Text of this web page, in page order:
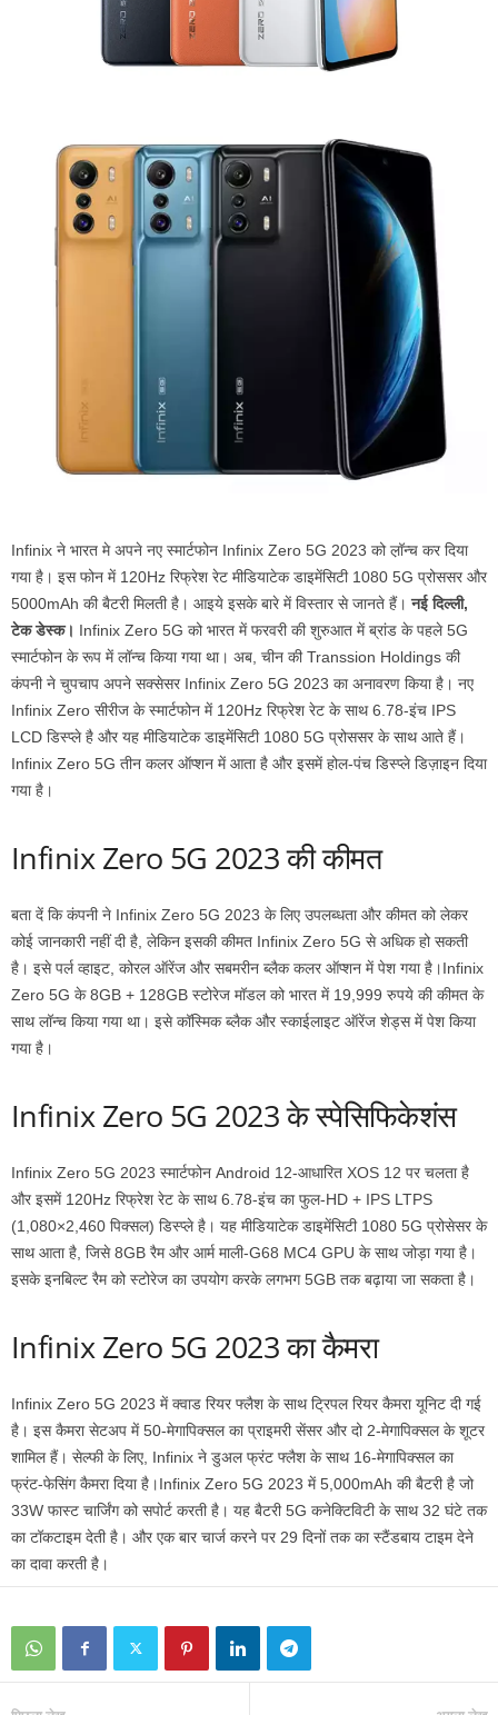
Infinix ने भारत मे अपने नए स्मार्टफोन Infinix Zero 5G 2023 को ल़ॉन्च कर दिया
गया है। इस फोन में 120Hz रिफ्रेश रेट मीडियाटेक डाइमेंसिटी 1080 5G प्रोससर और
5000mAh की बैटरी मिलती है। आइये इसके बारे में विस्तार से जानते हैं।नई दिल्ली,
टेक डेस्क। Infinix Zero 5G को भारत में फरवरी की शुरुआत में ब्रांड के पहले 5G
स्मार्टफोन के रूप में लॉन्च किया गया था। अब, चीन की Transsion Holdings की
कंपनी ने चुपचाप अपने सक्सेसर Infinix Zero 5G 2023 का अनावरण किया है। नए
Infinix Zero सीरीज के स्मार्टफोन में 120Hz रिफ्रेश रेट के साथ 6.78-इंच IPS
LCD डिस्प्ले है और यह मीडियाटेक डाइमेंसिटी 1080 5G प्रोससर के साथ आते हैं।
Infinix Zero 5G तीन कलर ऑप्शन में आता है और इसमें होल-पंच डिस्प्ले डिज़ाइन दिया
गया है।
Infinix Zero 5G 2023 की कीमत
बता दें कि कंपनी ने Infinix Zero 5G 2023 के लिए उपलब्धता और कीमत को लेकर
कोई जानकारी नहीं दी है, लेकिन इसकी कीमत Infinix Zero 5G से अधिक हो सकती
है। इसे पर्ल व्हाइट, कोरल ऑरेंज और सबमरीन ब्लैक कलर ऑप्शन में पेश गया है।Infinix
Zero 5G के 8GB + 128GB स्टोरेज मॉडल को भारत में 19,999 रुपये की कीमत के
साथ लॉन्च किया गया था। इसे कॉस्मिक ब्लैक और स्काईलाइट ऑरेंज शेड्स में पेश किया
गया है।
Infinix Zero 5G 2023 के स्पेसिफिकेशंस
Infinix Zero 5G 2023 स्मार्टफोन Android 12-आधारित XOS 12 पर चलता है
और इसमें 120Hz रिफ्रेश रेट के साथ 6.78-इंच का फुल-HD + IPS LTPS
(1,080×2,460 पिक्सल) डिस्प्ले है। यह मीडियाटेक डाइमेंसिटी 1080 5G प्रोसेसर के
साथ आता है, जिसे 8GB रैम और आर्म माली-G68 MC4 GPU के साथ जोड़ा गया है।
इसके इनबिल्ट रैम को स्टोरेज का उपयोग करके लगभग 5GB तक बढ़ाया जा सकता है।
Infinix Zero 5G 2023 का कैमरा
Infinix Zero 5G 2023 में क्वाड रियर फ्लैश के साथ ट्रिपल रियर कैमरा यूनिट दी गई
है। इस कैमरा सेटअप में 50-मेगापिक्सल का प्राइमरी सेंसर और दो 2-मेगापिक्सल के शूटर
शामिल हैं। सेल्फी के लिए, Infinix ने डुअल फ्रंट फ्लैश के साथ 16-मेगापिक्सल का
फ्रंट-फेसिंग कैमरा दिया है।Infinix Zero 5G 2023 में 5,000mAh की बैटरी है जो
33W फास्ट चार्जिंग को सपोर्ट करती है। यह बैटरी 5G कनेक्टिविटी के साथ 32 घंटे तक
का टॉकटाइम देती है। और एक बार चार्ज करने पर 29 दिनों तक का स्टैंडबाय टाइम देने
का दावा करती है।